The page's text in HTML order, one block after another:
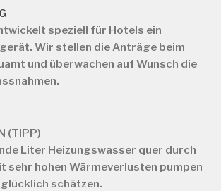
speziell für Hotels ein
Wir stellen die Anträge beim
und überwachen auf Wunsch die
(TIPP)
Liter Heizungswasser quer durch
sehr hohen Wärmeverlusten pumpen
schätzen.